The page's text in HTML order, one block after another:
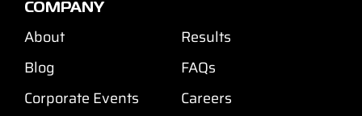
COMPANY
About
Results
Blog
FAQs
Corporate Events
Careers